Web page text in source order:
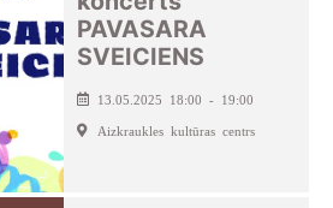
PAVASARA
SVEICIENS
13.05.2025 18:00 - 19:00
Aizkraukles kultūras centrs